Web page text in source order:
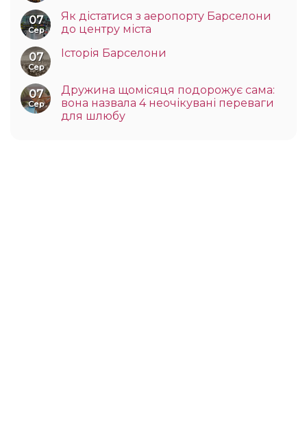
07
Сер
Як дістатися з аеропорту Барселони
до центру міста
07
Сер
Історія Барселони
07
Сер
Дружина щомісяця подорожує сама:
вона назвала 4 неочікувані переваги
для шлюбу